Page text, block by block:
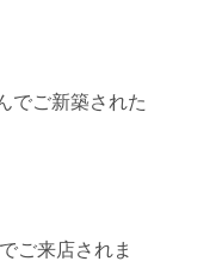
でご新築された
ご来店されま